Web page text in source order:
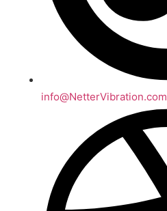
info@NetterVibration.com